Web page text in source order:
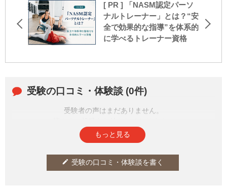
[ PR ] 「NASM認定パーソ
ナルトレーナー」とは？“安
全で効果的な指導”を体系的
に学べるトレーナー資格
受験の口コミ・体験談 (0件)
受験者の声はまだありません。
もっと見る
edit 受験の口コミ・体験談を書く